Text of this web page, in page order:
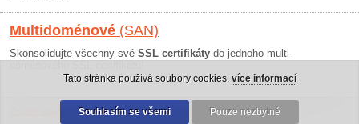
Multidoménové (SAN)
Skonsolidujte všechny své SSL certifikáty do jednoho multi-
Obchodní podmínky|30 dní záruka
Tato stránka používá soubory cookies. více informací
Souhlasím se všemi Pouze nezbytné